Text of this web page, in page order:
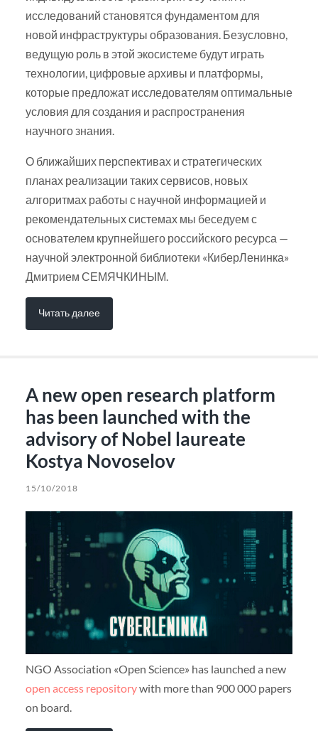
исследований становятся фундаментом для
новой инфраструктуры образования. Безусловно,
ведущую роль в этой экосистеме будут играть
технологии, цифровые архивы и платформы,
которые предложат исследователям оптимальные
условия для создания и распространения
научного знания.
О ближайших перспективах и стратегических
планах реализации таких сервисов, новых
алгоритмах работы с научной информацией и
рекомендательных системах мы беседуем с
основателем крупнейшего российского ресурса —
научной электронной библиотеки «КиберЛенинка»
Дмитрием СЕМЯЧКИНЫМ.
Читать далее
A new open research platform
has been launched with the
advisory of Nobel laureate
Kostya Novoselov
15/10/2018
NGO Association «Open Science» has launched a new
open access repositorywith more than 900 000 papers
on board.